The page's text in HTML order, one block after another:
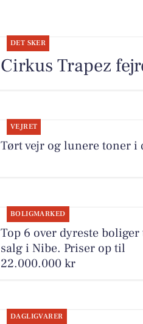
DET SKER
Cirkus Trapez
VEJRET
Tørt vejr og lunere toner i
BOLIGMARKED
Top 6 over dyreste
salg i Nibe. Priser op til
22.000.000 kr
DAGLIGVARER